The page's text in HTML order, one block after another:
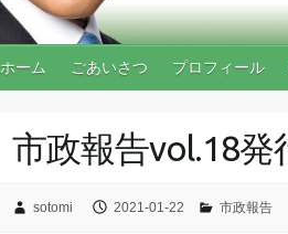
ホーム ごあいさつ プロフィール
市政報告vol.18
sotomi 2021-01-22 市政報告